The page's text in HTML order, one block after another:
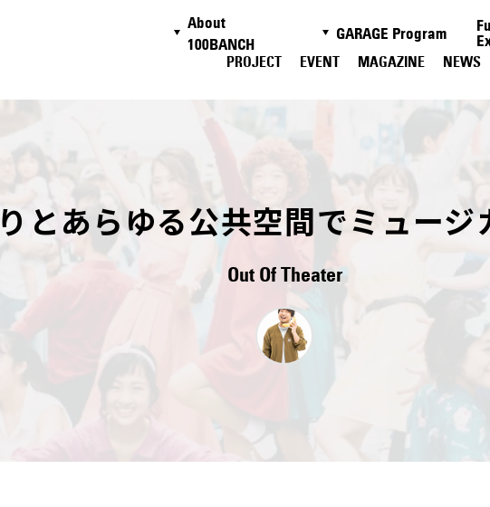
About
100BANCH
GARAGE Program
PROJECT
EVENT MAGAZINE NEWS
とあらゆる公共空間でミュージ
Out Of Theater